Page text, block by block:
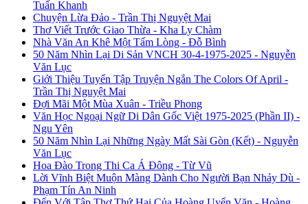
Tuấn Khanh
Chuyện Lừa Đảo - Trần Thị Nguyệt Mai
Thơ Viết Trước Giao Thừa - Kha Ly Chàm
Nhà Văn An Khê Một Tấm Lòng - Đỗ Bình
50 Năm Nhìn Lại Di Sản VNCH 30-4-1975-2025 - Nguyễn
Văn Lục
Giới Thiệu Tuyển Tập Truyện Ngắn The Colors Of April -
Trần Thị Nguyệt Mai
Đợi Mãi Một Mùa Xuân - Triều Phong
Văn Học Ngoại Ngữ Di Dân Gốc Việt 1975-2025 (Phần II) -
Ngu Yên
50 Năm Nhìn Lại Những Ngày Mất Sài Gòn (Kết) - Nguyễn
Văn Lục
Hoa Đào Trong Thi Ca Á Đông - Từ Vũ
Lời Vĩnh Biệt Muộn Màng Dành Cho Người Bạn Nhảy Dù -
Phạm Tín An Ninh